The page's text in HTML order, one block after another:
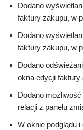
Dodano
faktury zakupu, w
Dodano
faktury zakupu, w
Dodano
okna edycji
Dodano
relacji z panelu
W oknie podglądu